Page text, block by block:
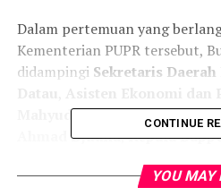
Dalam pertemuan yang
Kementerian PUPR tersebut,
didampingi Sekretaris
Mahyudin Ahmad,Asisten
Ahmad Djuuna,Kepala
Dinas PUPR Ir. Risdiyanto
CONTINUE
YOU MAY